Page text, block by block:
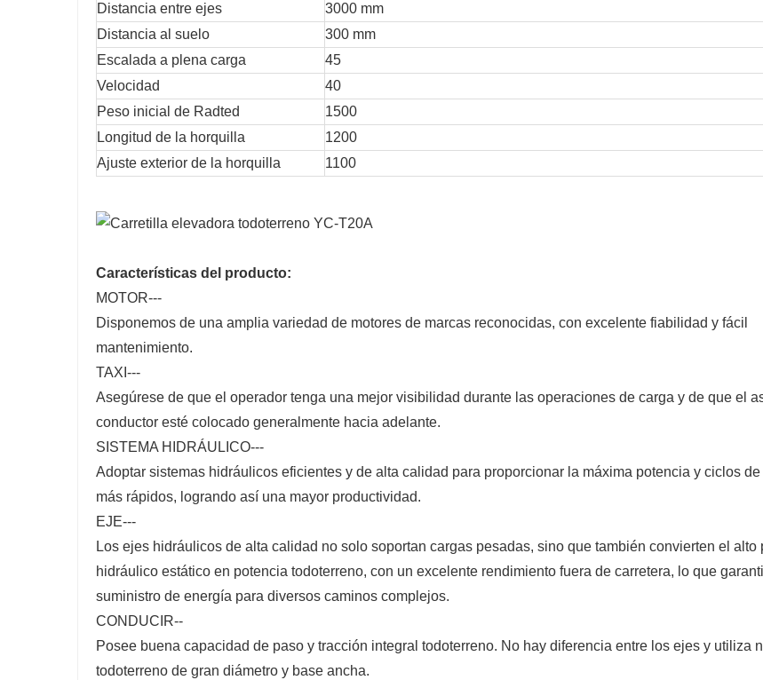
Distancia entre ejes
3000 mm
Distancia al suelo
300 mm
Escalada a plena carga
45
Velocidad
40
Peso inicial de Radted
1500
Longitud de la horquilla
1200
Ajuste exterior de la horquilla
1100
Características del producto:
MOTOR---
Disponemos de una amplia variedad de motores de marcas reconocidas, con excelente fiabilidad y fácil
mantenimiento.
TAXI---
Asegúrese de que el operador tenga una mejor visibilidad durante las operaciones de carga y de que el
conductor esté colocado generalmente hacia adelante.
SISTEMA HIDRÁULICO---
Adoptar sistemas hidráulicos eficientes y de alta calidad para proporcionar la máxima potencia y ciclos
más rápidos, logrando así una mayor productividad.
EJE---
Los ejes hidráulicos de alta calidad no solo soportan cargas pesadas, sino que también convierten el alto
hidráulico estático en potencia todoterreno, con un excelente rendimiento fuera de carretera, lo que
suministro de energía para diversos caminos complejos.
CONDUCIR--
Posee buena capacidad de paso y tracción integral todoterreno. No hay diferencia entre los ejes y utiliza
todoterreno de gran diámetro y base ancha.